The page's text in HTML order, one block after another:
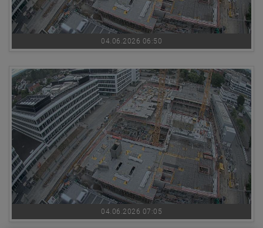
04.06.2026 06:50
04.06.2026 07:05